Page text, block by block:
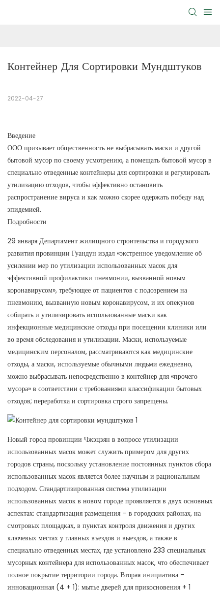
Контейнер Для Сортировки Мундштуков
2022-04-27
Введение
ООО призывает общественность не выбрасывать маски и другой
бытовой мусор по своему усмотрению, а помещать бытовой мусор в
специально отведенные контейнеры для сортировки и регулировать
утилизацию отходов, чтобы эффективно остановить
распространение вируса и как можно скорее одержать победу над
эпидемией.
Подробности
29 января Департамент жилищного строительства и городского
развития провинции Гуандун издал «экстренное уведомление об
усилении мер по утилизации использованных масок для
эффективной профилактики пневмонии, вызванной новым
коронавирусом», требующее от пациентов с подозрением на
пневмонию, вызванную новым коронавирусом, и их опекунов
собирать и утилизировать использованные маски как
инфекционные медицинские отходы при посещении клиники или
во время обследования и утилизации. Маски, используемые
медицинским персоналом, рассматриваются как медицинские
отходы, а маски, используемые обычными людьми ежедневно,
можно выбрасывать непосредственно в контейнер для «прочего
мусора» в соответствии с требованиями классификации бытовых
отходов; переработка и сортировка строго запрещены.
Новый город провинции Чжэцзян в вопросе утилизации
использованных масок может служить примером для других
городов страны, поскольку установление постоянных пунктов сбора
использованных масок является более научным и рациональным
подходом. Стандартизированная система утилизации
использованных масок в новом городе проявляется в двух основных
аспектах: стандартизация размещения – в городских районах, на
смотровых площадках, в пунктах контроля движения и других
ключевых местах у главных въездов и выездов, а также в
специально отведенных местах, где установлено 233 специальных
мусорных контейнера для использованных масок, что обеспечивает
полное покрытие территории города. Вторая инициатива –
инновационная (4 + 1): мытье дверей для прикосновения + 1